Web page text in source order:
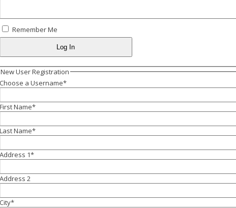
Remember Me
New User Registration
Choose a Username*
First Name*
Last Name*
Address 1*
Address 2
City*